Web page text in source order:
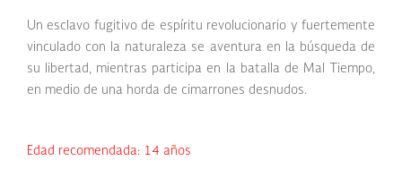
Un esclavo fugitivo de espíritu revolucionario y fuertemente
vinculado con la naturaleza se aventura en la búsqueda de
su libertad, mientras participa en la batalla de Mal Tiempo,
en medio de una horda de cimarrones desnudos.
Edad recomendada: 14 años